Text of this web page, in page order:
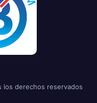
los derechos reservados